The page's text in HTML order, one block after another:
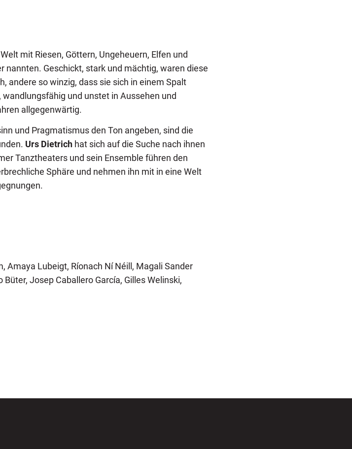
mit Riesen, Göttern, Ungeheuern, Elfen und
nannten. Geschickt, stark und mächtig, waren diese
andere so winzig, dass sie sich in einem Spalt
und unstet in Aussehen und
allgegenwärtig.
und Pragmatismus den Ton angeben, sind die
Urs Dietrich hat sich auf die Suche nach ihnen
Tanztheaters und sein Ensemble führen den
Sphäre und nehmen ihn mit in eine Welt
Amaya Lubeigt, Ríonach Ní Néill, Magali Sander
Josep Caballero García, Gilles Welinski,